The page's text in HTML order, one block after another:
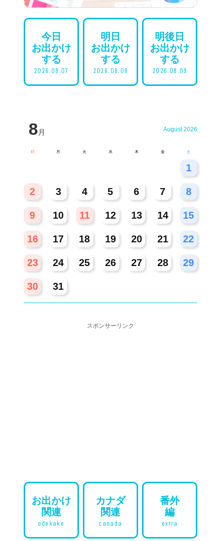
今日
お出かけ
する
2026.08.07
明日
お出かけ
する
2026.08.08
明後日
お出かけ
する
2026.08.09
8月 August 2026
日 月 火 水 木 金 土
1
2 3 4 5 6 7 8
9 10 11 12 13 14 15
16 17 18 19 20 21 22
23 24 25 26 27 28 29
30 31
スポンサーリンク
お出かけ
関連
odekake
カナダ
関連
canada
番外
編
extra